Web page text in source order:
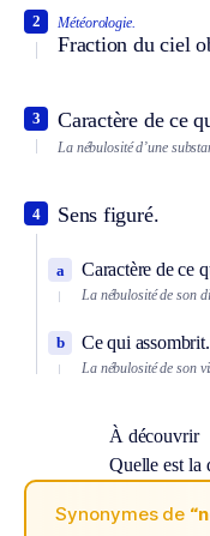
Météorologie.
Fraction du ciel
2
Caractère de ce
3
La nébulosité d’une
Sens figuré.
4
Caractère de ce
a
La nébulosité de son
Ce qui assombrit.
b
La nébulosité de son
À découvrir
Quelle est
Synonymes de